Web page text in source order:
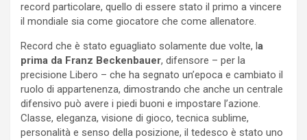
record particolare, quello di essere stato il primo a vincere
il mondiale sia come giocatore che come allenatore.
Record che è stato eguagliato solamente due volte, l a
prima da Franz Beckenbauer, difensore – per la
precisione Libero – che ha segnato un’epoca e cambiato il
ruolo di appartenenza, dimostrando che anche un centrale
difensivo può avere i piedi buoni e impostare l’azione.
Classe, eleganza, visione di gioco, tecnica sublime,
personalità e senso della posizione, il tedesco è stato uno